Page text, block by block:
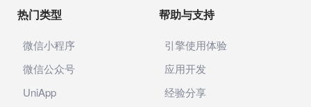
热门类型
微信小程序
微信公众号
UniApp
帮助与支持
引擎使用体验
应用开发
经验分享